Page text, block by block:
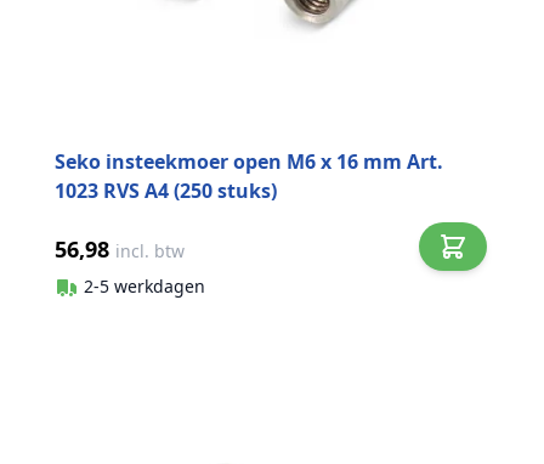
Seko insteekmoer open M6 x 16 mm Art.
1023 RVS A4 (250 stuks)
56,98 incl. btw
2-5 werkdagen